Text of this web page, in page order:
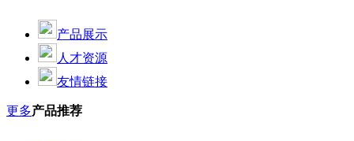
产品展示
人才资源
友情链接
更多产品推荐